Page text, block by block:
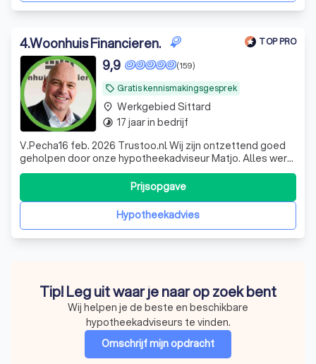
4.Woonhuis Financieren. TOP PRO
local_offer Gratis kennismakingsgesprek
(159)
9,9
V.Pecha16 feb. 2026 Trustoo.nl Wij zijn ontzettend goed
geholpen door onze hypotheekadviseur Matjo. Alles werd
duidelijk uitgelegd. De begeleiding was professioneel,
betrokken en geruststellend.
Hypotheekadvies
Prijsopgave
place Werkgebied Sittard
timelapse 17 jaar in bedrijf
Tip! Leg uit waar je naar op zoek bent
Wij helpen je de beste en beschikbare
hypotheekadviseurs te vinden.
Omschrijf mijn opdracht